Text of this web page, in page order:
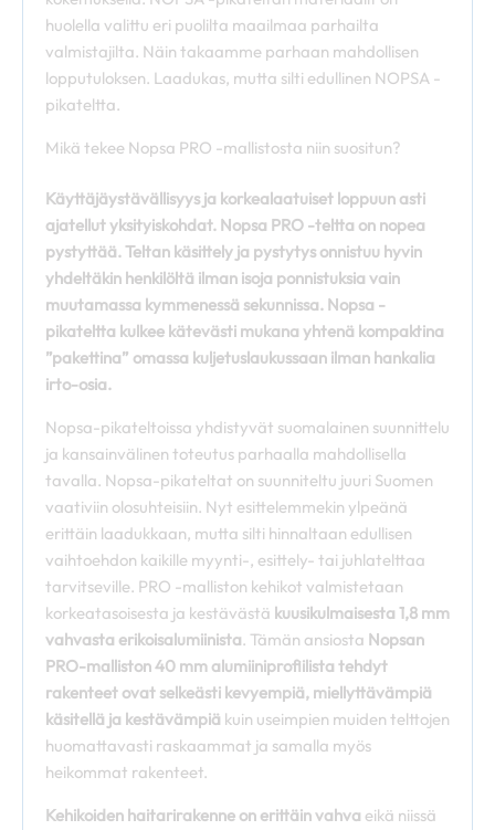
huolella valittu eri puolilta maailmaa parhailta
valmistajilta. Näin takaamme parhaan mahdollisen
lopputuloksen. Laadukas, mutta silti edullinen NOPSA -
pikateltta.
Mikä tekee Nopsa PRO -mallistosta niin suositun?
Käyttäjäystävällisyys ja korkealaatuiset loppuun asti
ajatellut yksityiskohdat. Nopsa PRO -teltta on nopea
pystyttää. Teltan käsittely ja pystytys onnistuu hyvin
yhdeltäkin henkilöltä ilman isoja ponnistuksia vain
muutamassa kymmenessä sekunnissa. Nopsa -
pikateltta kulkee kätevästi mukana yhtenä kompaktina
”pakettina” omassa kuljetuslaukussaan ilman hankalia
irto-osia.
Nopsa-pikateltoissa yhdistyvät suomalainen suunnittelu
ja kansainvälinen toteutus parhaalla mahdollisella
tavalla. Nopsa-pikateltat on suunniteltu juuri Suomen
vaativiin olosuhteisiin. Nyt esittelemmekin ylpeänä
erittäin laadukkaan, mutta silti hinnaltaan edullisen
vaihtoehdon kaikille myynti-, esittely- tai juhlatelttaa
tarvitseville. PRO -malliston kehikot valmistetaan
korkeatasoisesta ja kestävästä kuusikulmaisesta 1,8 mm
vahvasta erikoisalumiinista. Tämän ansiosta Nopsan
PRO-malliston 40 mm alumiiniprofiilista tehdyt
rakenteet ovat selkeästi kevyempiä, miellyttävämpiä
käsitellä ja kestävämpiä kuin useimpien muiden telttojen
huomattavasti raskaammat ja samalla myös
heikommat rakenteet.
Kehikoiden haitarirakenne on erittäin vahva eikä niissä